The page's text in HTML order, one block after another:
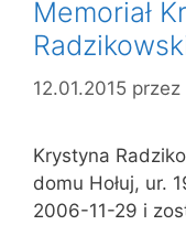
Memoriał
12.01.2015 przez
Krystyna
domu Hołuj, ur.
2006-11-29 i